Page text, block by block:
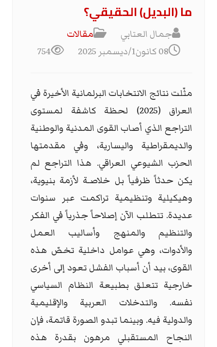
ما (البديل) الحقيقي؟
جمال العتابي
مقالات
08 كانون1/ديسمبر 2025
754
مثّلت نتائج الانتخابات البرلمانية الأخيرة في
العراق (2025) لحظة كاشفة لمستوى
التراجع الذي أصاب القوى المدنية والوطنية
والديمقراطية واليسارية، وفي مقدمتها
الحزب الشيوعي العراقي. هذا التراجع لم
يكن حدثاً ظرفياً بل خلاصـة لأزمة بنيوية،
وهيكيلية وتنظيمية تراكمت عبر سنوات
عديدة. تتطلب الآن إصلاحاً جذرياً في الفكر
والتنظيم والمنهج وأساليب العمل
والأدوات، وهي عوامل داخلية تخصّ هذه
القوى، بيد أن أسباب الفشل تعود إلى أخرى
خارجية تتعلق بطبيعة النظام السياسي
نفسه. والتدخلات العربية والإقليمية
والدولية فيه. وبينما تبدو الصورة قاتمة، فإن
النجاح المستقبلي مرهون بقدرة هذه